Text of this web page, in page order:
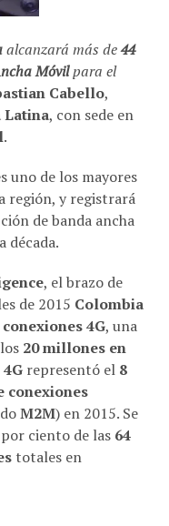
alcanzará más de44
Móvilpara el
Cabello,
Latina, con sede en
.
uno de los mayores
región, y registrará
de banda ancha
década.
, el brazo de
de 2015 Colombia
4G, una
20 millones en
4G representó el 8
conexiones
M2M) en 2015. Se
ciento de las 64
totales en